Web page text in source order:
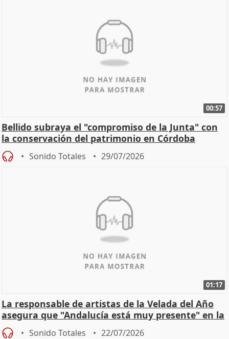
00:57
Bellido subraya el "compromiso de la Junta" con
la conservación del patrimonio en Córdoba
Sonido Totales 29/07/2026
01:17
La responsable de artistas de la Velada del Año
asegura que "Andalucía está muy presente" en la
cita
Sonido Totales 22/07/2026